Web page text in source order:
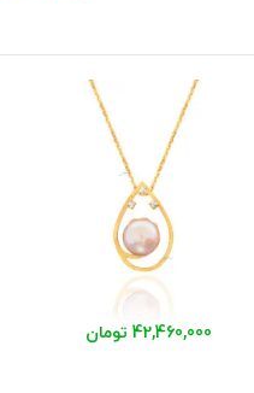
42,460,000 تومان